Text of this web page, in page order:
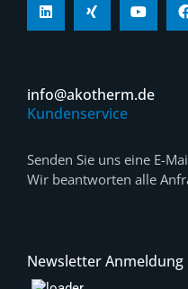
info@akotherm.de
Kundenservice
Senden Sie uns eine E-
Wir beantworten alle
Newsletter Anmeldung